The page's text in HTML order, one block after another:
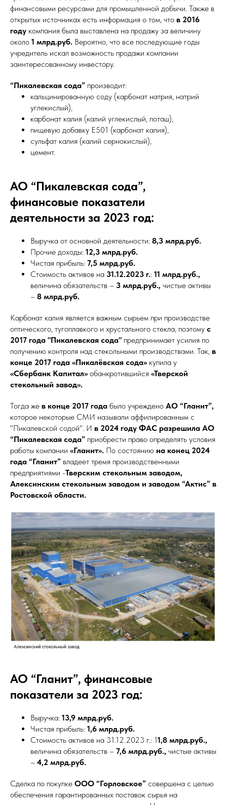
финансовыми ресурсами для промышленной добычи. Также в
открытых источниках есть информация о том, что в 2016
году компания была выставлена на продажу за величину
около 1 млрд.руб. Вероятно, что все последующие годы
учредитель искал возможность продажи компании
заинтересованному инвестору.
“Пикалевская сода” производит:
кальцинированную соду (карбонат натрия, натрий
углекислый),
карбонат калия (калий углекислый, поташ),
пищевую добавку E501 (карбонат калия),
cульфат калия (калий сернокислый),
цемент.
АО “Пикалевская сода”,
финансовые показатели
деятельности за 2023 год:
Выручка от основной деятельности: 8,3 млрд.руб.
Прочие доходы: 12,3 млрд.руб.
Чистая прибыль: 7,5 млрд.руб.
Стоимость активов на 31.12.2023 г.: 11 млрд.руб.,
величина обязательств – 3 млрд.руб., чистые активы
– 8 млрд.руб.
Карбонат калия является важным сырьем при производстве
оптического, тугоплавкого и хрустального стекла, поэтому с
2017 года "Пикалевская сода" предпринимает усилия по
получению контроля над стекольными производствами. Так, в
конце 2017 года «Пикалёвская сода» купила у
«Сбербанк Капитал» обанкротившийся «Тверской
стекольный завод».
Тогда же в конце 2017 года было учреждено АО “Гланит”,
которое некоторые СМИ называли аффилированным с
"Пикалевской содой". И в 2024 году ФАС разрешила АО
“Пикалевская сода” приобрести право определять условия
работы компании «Гланит». По состоянию на конец 2024
года “Гланит” владеет тремя производственными
предприятиями -Тверским стекольным заводом,
Алексинским стекольным заводом и заводом “Актис” в
Ростовской области.
АО “Гланит”, финансовые
показатели за 2023 год:
Выручка: 13,9 млрд.руб.
Чистая прибыль: 1,6 млрд.руб.
Стоимость активов на 31.12.2023 г.: 11,8 млрд.руб.,
величина обязательств – 7,6 млрд.руб., чистые активы
– 4,2 млрд.руб.
Сделка по покупке ООО “Горловское” cовершена с целью
обеспечения гарантированных поставок сырья на